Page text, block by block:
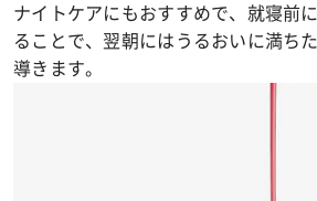
ナイトケアにもおすすめで、就寝前
ることで、翌朝にはうるおいに満ち
導きます。